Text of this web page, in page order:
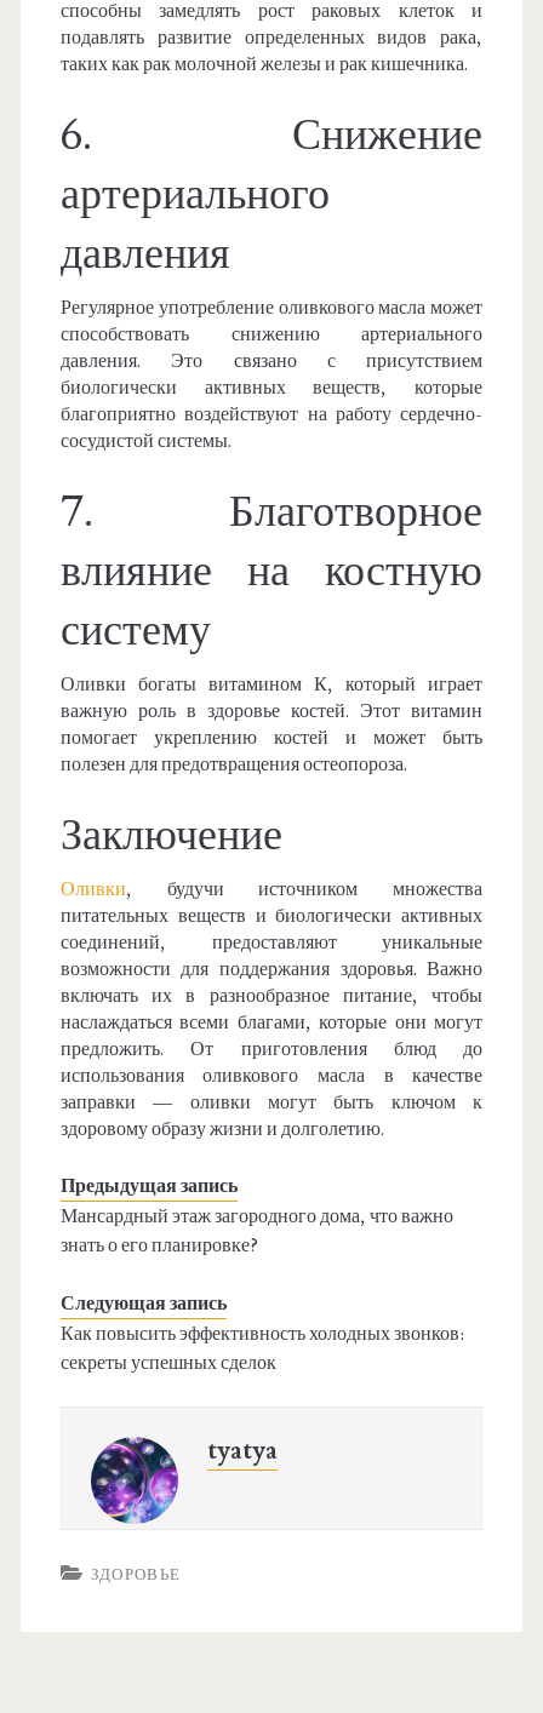
способны замедлять рост раковых клеток и
подавлять развитие определенных видов рака,
таких как рак молочной железы и рак кишечника.
6. Снижение
артериального
давления
Регулярное употребление оливкового масла может
способствовать снижению артериального
давления. Это связано с присутствием
биологически активных веществ, которые
благоприятно воздействуют на работу сердечно-
сосудистой системы.
7. Благотворное
влияние на костную
систему
Оливки богаты витамином К, который играет
важную роль в здоровье костей. Этот витамин
помогает укреплению костей и может быть
полезен для предотвращения остеопороза.
Заключение
Оливки, будучи источником множества
питательных веществ и биологически активных
соединений, предоставляют уникальные
возможности для поддержания здоровья. Важно
включать их в разнообразное питание, чтобы
наслаждаться всеми благами, которые они могут
предложить. От приготовления блюд до
использования оливкового масла в качестве
заправки — оливки могут быть ключом к
здоровому образу жизни и долголетию.
Предыдущая запись
Мансардный этаж загородного дома, что важно
знать о его планировке?
Следующая запись
Как повысить эффективность холодных звонков:
секреты успешных сделок
tyatya
ЗДОРОВЬЕ